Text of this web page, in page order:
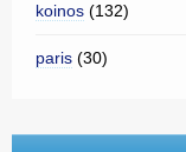
koinos (132)
paris (30)